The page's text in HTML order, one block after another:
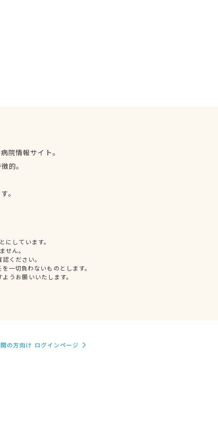
院情報サイト。
的。
。
しています。
せん。
ください。
一切負わないものとします。
うお願いいたします。
の方向け ログインページ